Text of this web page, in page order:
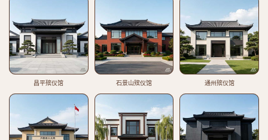
昌平殡仪馆 石景山殡仪馆 通州殡仪馆